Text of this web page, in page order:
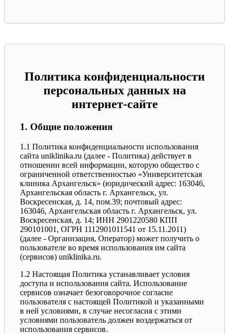
Политика конфиденциальности
персональных данных на
интернет-сайте
1. Общие положения
1.1 Политика конфиденциальности использования
сайта uniklinika.ru (далее - Политика) действует в
отношении всей информации, которую общество с
ограниченной ответственностью «Университетская
клиника Архангельск» (юридический адрес: 163046,
Архангельская область г. Архангельск, ул.
Воскресенская, д. 14, пом.39; почтовый адрес:
163046, Архангельская область г. Архангельск, ул.
Воскресенская, д. 14; ИНН 2901220580 КПП
290101001, ОГРН 1112901011541 от 15.11.2011)
(далее - Организация, Оператор) может получить о
пользователе во время использования им сайта
(сервисов) uniklinika.ru.
1.2 Настоящая Политика устанавливает условия
доступа и использования сайта. Использование
сервисов означает безоговорочное согласие
пользователя с настоящей Политикой и указанными
в ней условиями, в случае несогласия с этими
условиями пользователь должен воздержаться от
использования сервисов.